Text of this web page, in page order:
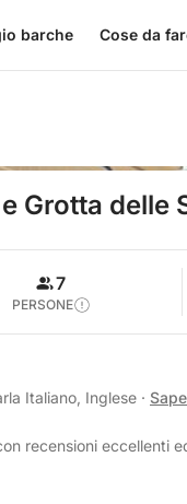
barche Cose da
Grotta delle
7
PERSONE
Italiano, Inglese ·
recensioni eccellenti